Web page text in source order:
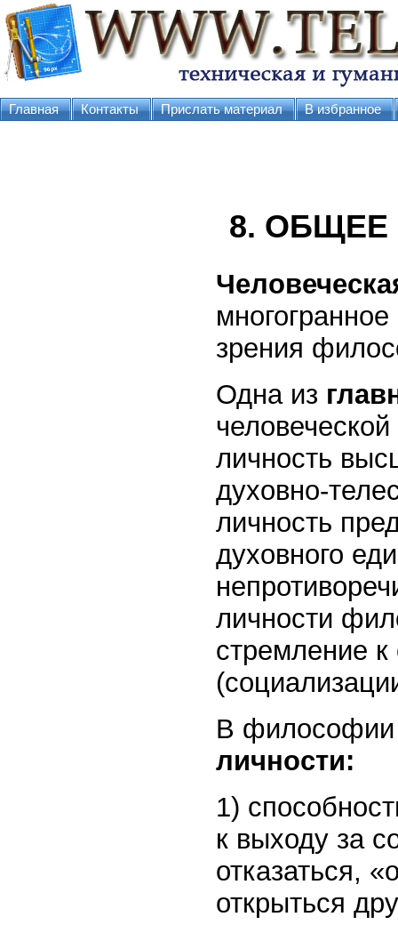
Главная Контакты Прислать материал В избранное
8. ОБЩЕЕ
зрения
Одна из
личность
духовно-
личность
духовного
личности
стремление
В
личности:
1)
к выходу за
отказаться,
открыться